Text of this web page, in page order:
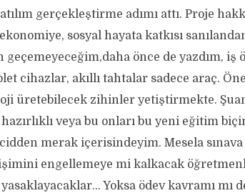
gerçekleştirme adımı attı. Proje
sosyal hayata katkısı
önce de yazdım, iş
cihazlar, akıllı tahtalar sadece araç.
üretebilecek zihinler yetiştirmekte.
veya bu onları bu yeni eğitim
merak içerisindeyim. Mesela
engellemeye mi kalkacak
Yoksa ödev kavramı mı